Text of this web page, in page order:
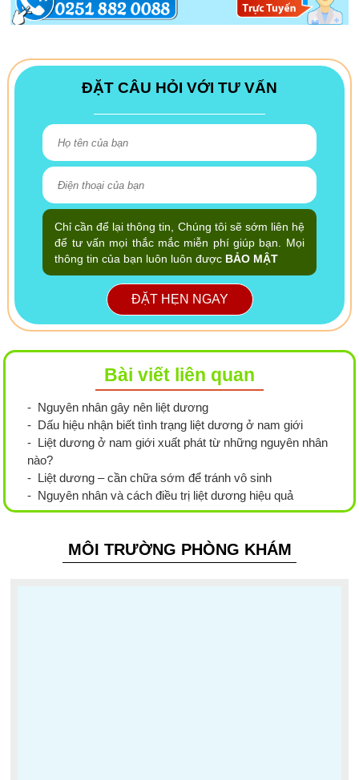
ĐẶT CÂU HỎI VỚI TƯ VẤN
Chỉ cần để lại thông tin, Chúng tôi sẽ sớm liên hệ
để tư vấn mọi thắc mắc miễn phí giúp bạn. Mọi
thông tin của bạn luôn luôn được BẢO MẬT
ĐẶT HẸN NGAY
Bài viết liên quan
- Nguyên nhân gây nên liệt dương
- Dấu hiệu nhận biết tình trạng liệt dương ở nam giới
- Liệt dương ở nam giới xuất phát từ những nguyên nhân
nào?
- Liệt dương – cần chữa sớm để tránh vô sinh
- Nguyên nhân và cách điều trị liệt dương hiệu quả
MÔI TRƯỜNG PHÒNG KHÁM